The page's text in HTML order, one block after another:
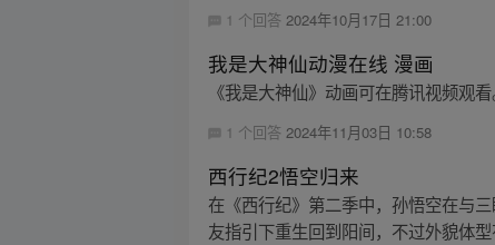
1 个回答 2024年10月17日 21:00
我是大神仙动漫在线 漫画
《我是大神仙》动画可在腾讯视频观
1 个回答2024年11月03日 10:58
西行纪2悟空归来
在《西行纪》第二季中，孙悟空在与
友指引下重生回到阳间，不过外貌体